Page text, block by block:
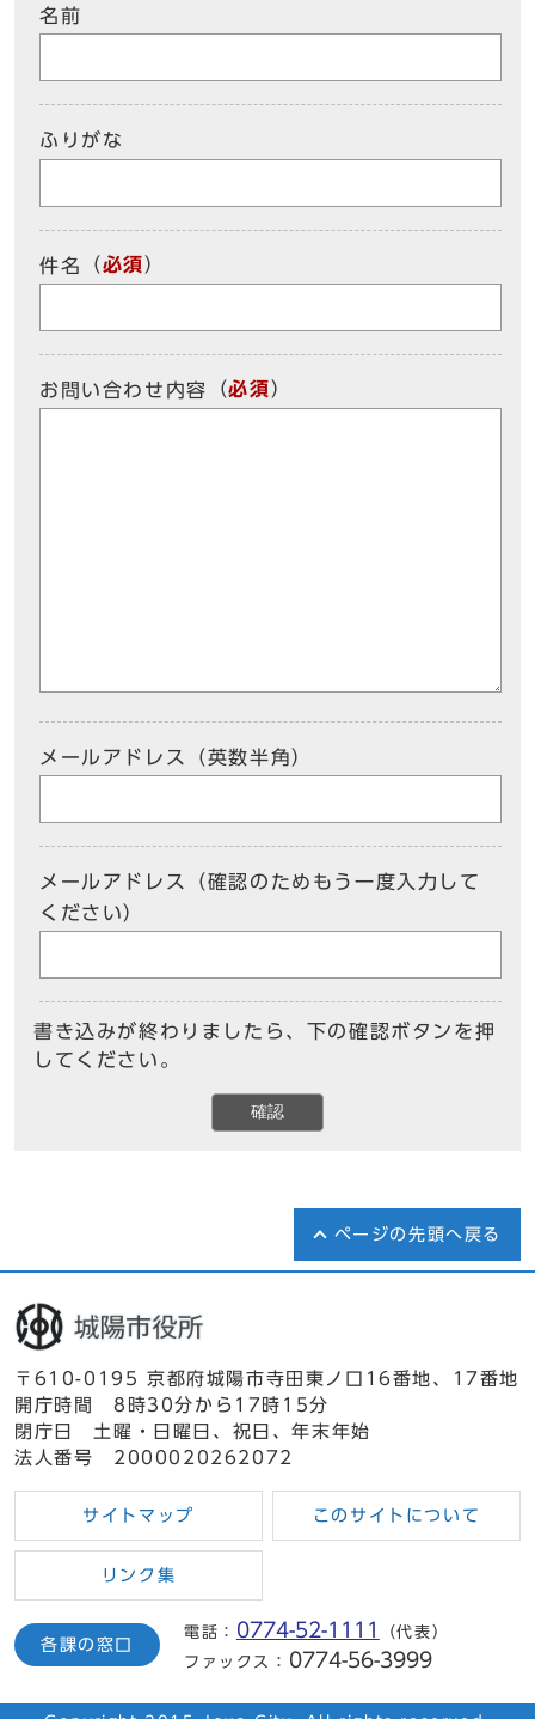
名前
ふりがな
件名 （必須）
お問い合わせ内容 （必須）
メールアドレス（英数半角）
メールアドレス（確認のためもう一度入力して
ください）
書き込みが終わりましたら、下の確認ボタンを押
してください。
確認
ページの先頭へ戻る
〒610-0195 京都府城陽市寺田東ノ口16番地、17番地
開庁時間 8時30分から17時15分
閉庁日 土曜・日曜日、祝日、年末年始
法人番号 2000020262072
サイトマップ このサイトについて
リンク集
各課の窓口
電話： 0774-52-1111
（代表）
ファックス：
0774-56-3999